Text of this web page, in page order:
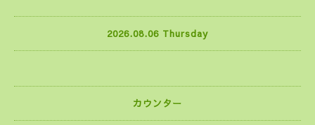
2026.08.06 Thursday
カウンター